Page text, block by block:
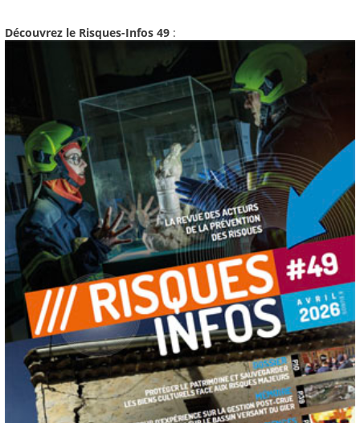
Découvrez le Risques-Infos 49 :